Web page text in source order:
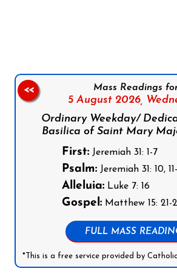
Mass Readings
5 August 2026,
Ordinary Weekday/
Basilica of Saint Mary
First:Jeremiah 31: 1-7
Psalm:Jeremiah 31: 10,
Alleluia:Luke 7: 16
Gospel:Matthew 15: 21-
FULL MASS
*This is a free service provided by
<<